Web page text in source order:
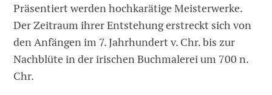
Präsentiert werden hochkarätige Meisterwerke.
Der Zeitraum ihrer Entstehung erstreckt sich von
den Anfängen im 7. Jahrhundert v. Chr. bis zur
Nachblüte in der irischen Buchmalerei um 700 n.
Chr.